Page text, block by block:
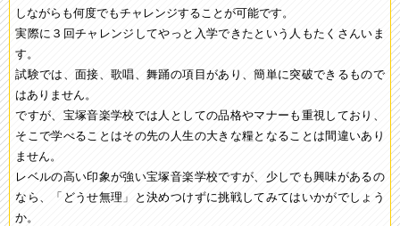
しながらも何度でもチャレンジすることが可能です。
実際に３回チャレンジしてやっと入学できたという人もたくさんいま
す。
試験では、面接、歌唱、舞踊の項目があり、簡単に突破できるもので
はありません。
ですが、宝塚音楽学校では人としての品格やマナーも重視しており、
そこで学べることはその先の人生の大きな糧となることは間違いあり
ません。
レベルの高い印象が強い宝塚音楽学校ですが、少しでも興味があるの
なら、「どうせ無理」と決めつけずに挑戦してみてはいかがでしょう
か。